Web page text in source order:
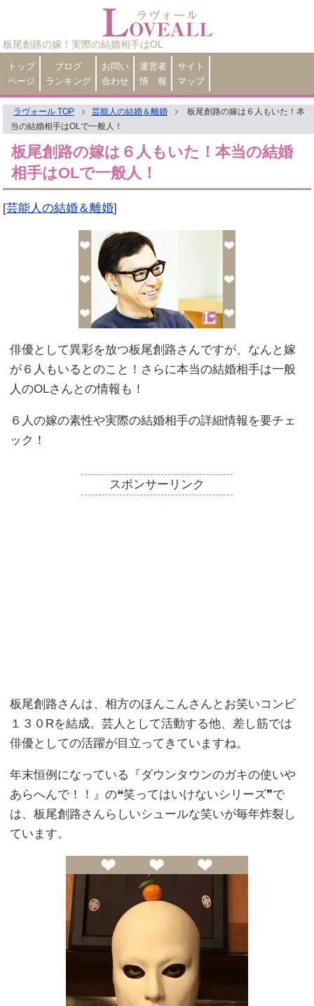
板尾創路の嫁！実際の結婚相手はOL
トップ
ページ
ブログ
ランキング
お問い
合わせ
運営者
情 報
サイト
マップ
ラヴォール TOP 芸能人の結婚＆離婚
板尾創路の嫁は６人もいた！本
当の結婚相手はOLで一般人！
板尾創路の嫁は６人もいた！本当の結婚
相手はOLで一般人！
[芸能人の結婚＆離婚]
俳優として異彩を放つ板尾創路さんですが、なんと嫁
が６人もいるとのこと！さらに本当の結婚相手は一般
人のOLさんとの情報も！
６人の嫁の素性や実際の結婚相手の詳細情報を要チェ
ック！
スポンサーリンク
板尾創路さんは、相方のほんこんさんとお笑いコンビ
１３０Rを結成。芸人として活動する他、差し筋では
俳優としての活躍が目立ってきていますね。
年末恒例になっている『ダウンタウンのガキの使いや
あらへんで！！』の❝笑ってはいけないシリーズ❞で
は、板尾創路さんらしいシュールな笑いが毎年炸裂し
ています。